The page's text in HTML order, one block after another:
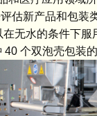
估新产品和包
无水的条件下
个双泡壳包装